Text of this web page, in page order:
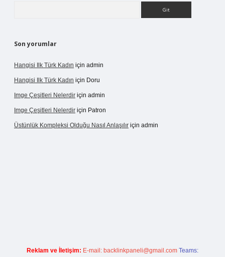
Son yorumlar
Hangisi Ilk Türk Kadın için admin
Hangisi Ilk Türk Kadın için Doru
Imge Çeşitleri Nelerdir için admin
Imge Çeşitleri Nelerdir için Patron
Üstünlük Kompleksi Olduğu Nasıl Anlaşılır için admin
Reklam ve İletişim: E-mail: backlinkpaneli@gmail.com Teams: